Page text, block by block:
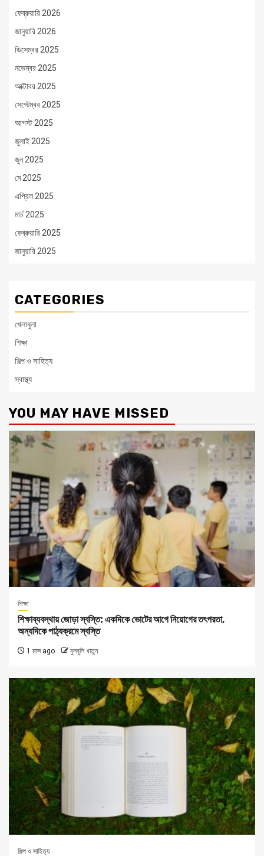
ফেব্রুয়ারি 2026
জানুয়ারি 2026
ডিসেম্বর 2025
নভেম্বর 2025
অক্টোবর 2025
সেপ্টেম্বর 2025
আগস্ট 2025
জুলাই 2025
জুন 2025
মে 2025
এপ্রিল 2025
মার্চ 2025
ফেব্রুয়ারি 2025
জানুয়ারি 2025
CATEGORIES
খেলাধুলা
শিক্ষা
শিল্প ও সাহিত্য
স্বাস্থ্য
YOU MAY HAVE MISSED
শিক্ষা
শিক্ষাব্যবস্থায় জোড়া স্বস্তি: একদিকে ভোটের আগে নিয়োগের তৎপরতা,
অন্যদিকে পাঠ্যক্রমে স্বস্তি
1 মাস ago বুলবুলি খাতুন
শিল্প ও সাহিত্য